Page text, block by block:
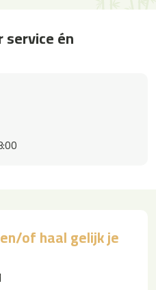
én
of haal gelijk je